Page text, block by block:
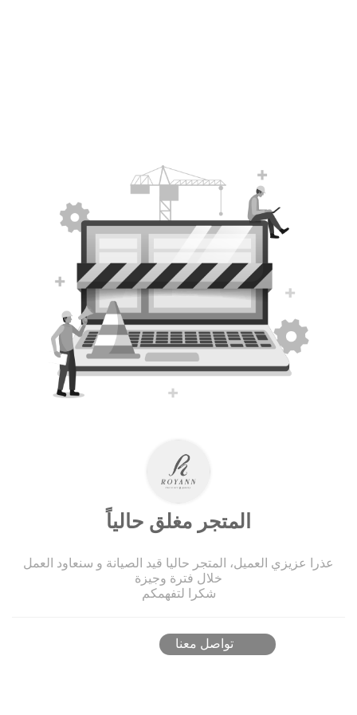
المتجر مغلق حالياً
عذرا عزيزي العميل، المتجر حاليا قيد الصيانة و سنعاود العمل
خلال فترة وجيزة
شكرا لتفهمكم
تواصل معنا